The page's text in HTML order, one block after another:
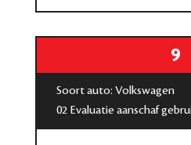
9
Soort auto: Volkswagen
02 Evaluatie aanschaf